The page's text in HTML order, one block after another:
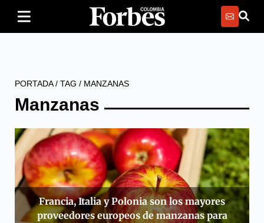
PORTADA/ TAG / MANZANAS
Manzanas
Francia, Italia y Polonia son los mayores
proveedores europeos de manzanas para